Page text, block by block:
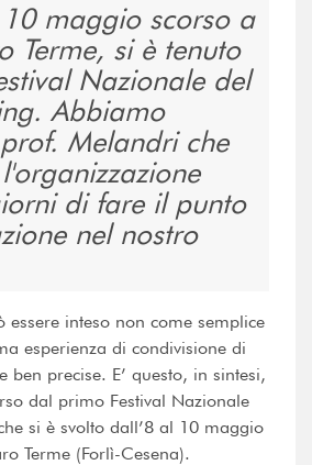
maggio scorso a
Terme, si è tenuto
Nazionale del
Abbiamo
Melandri che
di fare il punto
nel nostro
inteso non come semplice
esperienza di condivisione di
ben precise. E’ questo, in sintesi,
dal primo Festival Nazionale
si è svolto dall’8 al 10 maggio
Terme (Forlì-Cesena).